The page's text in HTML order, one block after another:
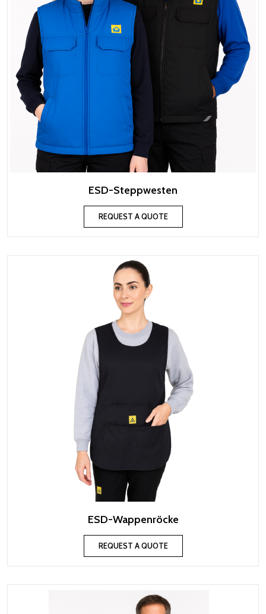
ESD-Steppwesten
REQUEST A QUOTE
ESD-Wappenröcke
REQUEST A QUOTE